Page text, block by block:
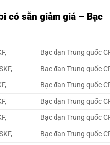
có sẵn giảm giá – Bạc
Bạc đạn Trung quốc
Bạc đạn Trung quốc
Bạc đạn Trung quốc
Bạc đạn Trung quốc
Bạc đạn Trung quốc
Bạc đạn Trung quốc